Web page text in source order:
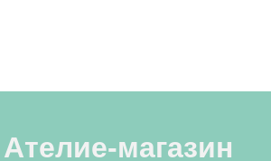
Ателие-магазин